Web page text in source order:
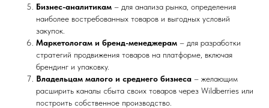
Бизнес-аналитикам – для анализа рынка, определения
наиболее востребованных товаров и выгодных условий
закупок.
Маркетологам и бренд-менеджерам – для разработки
стратегий продвижения товаров на платформе, включая
брендинг и упаковку.
Владельцам малого и среднего бизнеса – желающим
расширить каналы сбыта своих товаров через Wildberries или
построить собственное производство.